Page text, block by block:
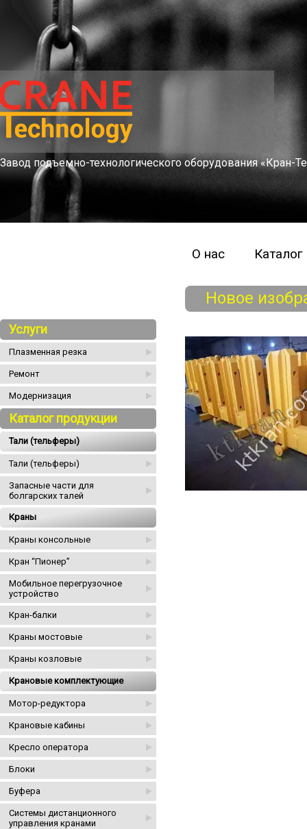
Завод подъемно-технологического оборудования «Кран-
О нас
Услуги
Плазменная резка
Ремонт
Модернизация
Каталог продукции
Тали (тельферы)
Тали (тельферы)
Запасные части для
болгарских талей
Краны
Краны консольные
Кран “Пионер”
Мобильное перегрузочное
устройство
Кран-балки
Краны мостовые
Краны козловые
Крановые комплектующие
Мотор-редуктора
Крановые кабины
Кресло оператора
Блоки
Буфера
Системы дистанционного
управления кранами
Новое